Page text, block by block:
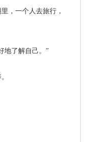
，一个人去旅行，
地了解自己。”